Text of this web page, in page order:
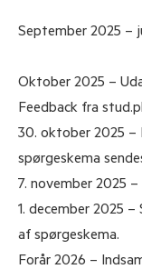
September 2025 –
Oktober 2025 –
Feedback fra
30. oktober 2025
spørgeskema
7. november 2025
1. december 2025
af spørgeskema.
Forår 2026 –